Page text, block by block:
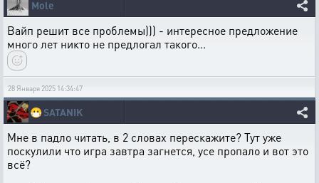
Mole
Вайп решит все проблемы))) - интересное предложение
много лет никто не предлогал такого...
28 Января 2025 14:34:47
😷SATANIK
Мне в падло читать, в 2 словах перескажите? Тут уже
поскулили что игра завтра загнется, усе пропало и вот это
всё?